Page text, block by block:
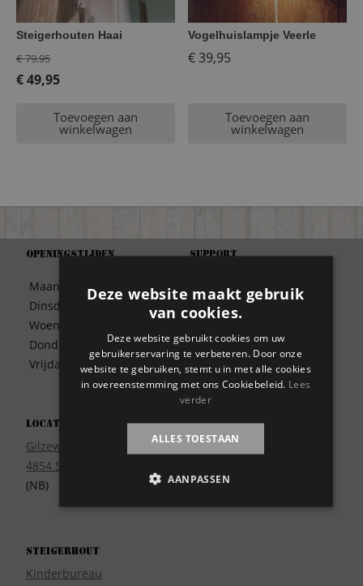
Steigerhouten Haai
€79,95Oorspronkelijke
prijs
€ 79,95.
€49,95
Toevoegen aan
winkelwagen
Vogelhuislampje Veerle
€39,95
Toevoegen aan
winkelwagen
Openingstijden
Maandag
Dinsdag
Woensdag
Donderdag
Vrijdag
09:30 – 17:00
09:30 – 17:00
09:30 – 17:00
Locatie
Gilzeweg 17
4854 SE Bavel
(NB)
Support
Betaalwijze
Bezorgen
Contact
Disclaimer
Garantie
Meest gestelde vragen
Wie zijn wij?
Steigerhout
Kinderbureau
Deze website maakt gebruik
van cookies.
Deze website gebruikt cookies om uw
gebruikerservaring te verbeteren. Door onze
website te gebruiken, stemt u in met alle cookies
in overeenstemming met ons Cookiebeleid. Lees
verder
ALLES TOESTAAN
AANPASSEN